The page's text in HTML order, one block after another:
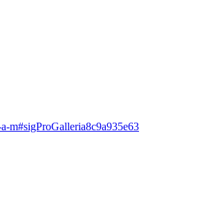
m#sigProGalleria8c9a935e63